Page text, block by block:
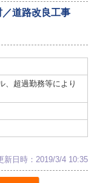
道路改良工事
、超過勤務等により
新日時：2019/3/4 10:35